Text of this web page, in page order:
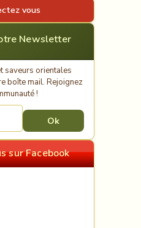
vous
Newsletter
saveurs orientales
boîte mail. Rejoignez
!
sur Facebook